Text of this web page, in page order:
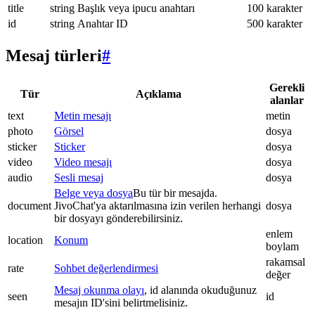
title
string Başlık veya ipucu anahtarı
100 karakter
id
string Anahtar ID 500 karakter
Mesaj türleri#
Tür Açıklama
Gerekli
alanlar
text
Metin mesajı
metin
photo
Görsel
dosya
sticker
Sticker
dosya
video
Video mesajı
dosya
audio
Sesli mesaj dosya
document
Belge veya dosyaBu tür bir mesajda.
JivoChat'ya aktarılmasına izin verilen herhangi
bir dosyayı gönderebilirsiniz.
dosya
location Konum
enlem
boylam
rate
Sohbet değerlendirmesi
rakamsal
değer
seen
Mesaj okunma olayı, id alanında okuduğunuz
mesajın ID'sini belirtmelisiniz.
id